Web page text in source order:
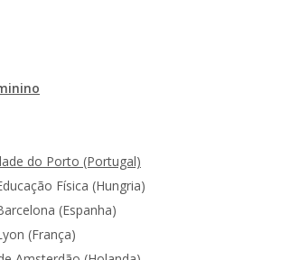
do Porto (Portugal)
Física (Hungria)
(Espanha)
(França)